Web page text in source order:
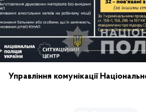
Управління комунікації